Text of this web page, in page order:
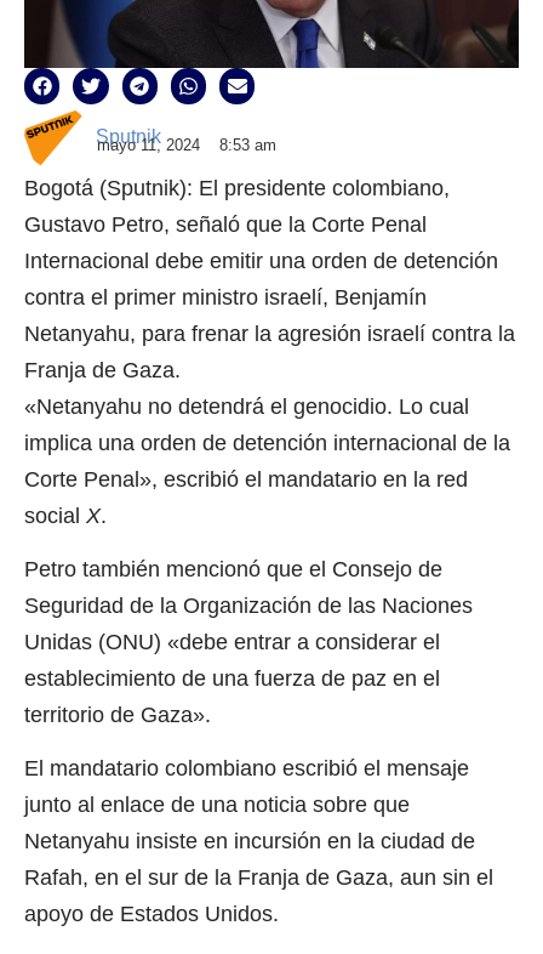
Sputnik
mayo 11, 2024 8:53 am
Bogotá (Sputnik): El presidente colombiano,
Gustavo Petro, señaló que la Corte Penal
Internacional debe emitir una orden de detención
contra el primer ministro israelí, Benjamín
Netanyahu, para frenar la agresión israelí contra la
Franja de Gaza.
«Netanyahu no detendrá el genocidio. Lo cual
implica una orden de detención internacional de la
Corte Penal», escribió el mandatario en la red
social X.
Petro también mencionó que el Consejo de
Seguridad de la Organización de las Naciones
Unidas (ONU) «debe entrar a considerar el
establecimiento de una fuerza de paz en el
territorio de Gaza».
El mandatario colombiano escribió el mensaje
junto al enlace de una noticia sobre que
Netanyahu insiste en incursión en la ciudad de
Rafah, en el sur de la Franja de Gaza, aun sin el
apoyo de Estados Unidos.